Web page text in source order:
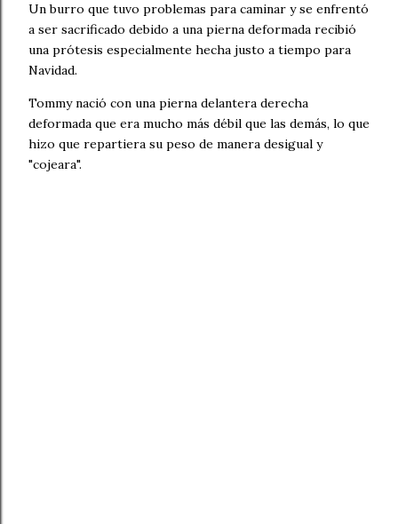
Un burro que tuvo problemas para caminar y se enfrentó
a ser sacrificado debido a una pierna deformada recibió
una prótesis especialmente hecha justo a tiempo para
Navidad.
Tommy nació con una pierna delantera derecha
deformada que era mucho más débil que las demás, lo que
hizo que repartiera su peso de manera desigual y
"cojeara".